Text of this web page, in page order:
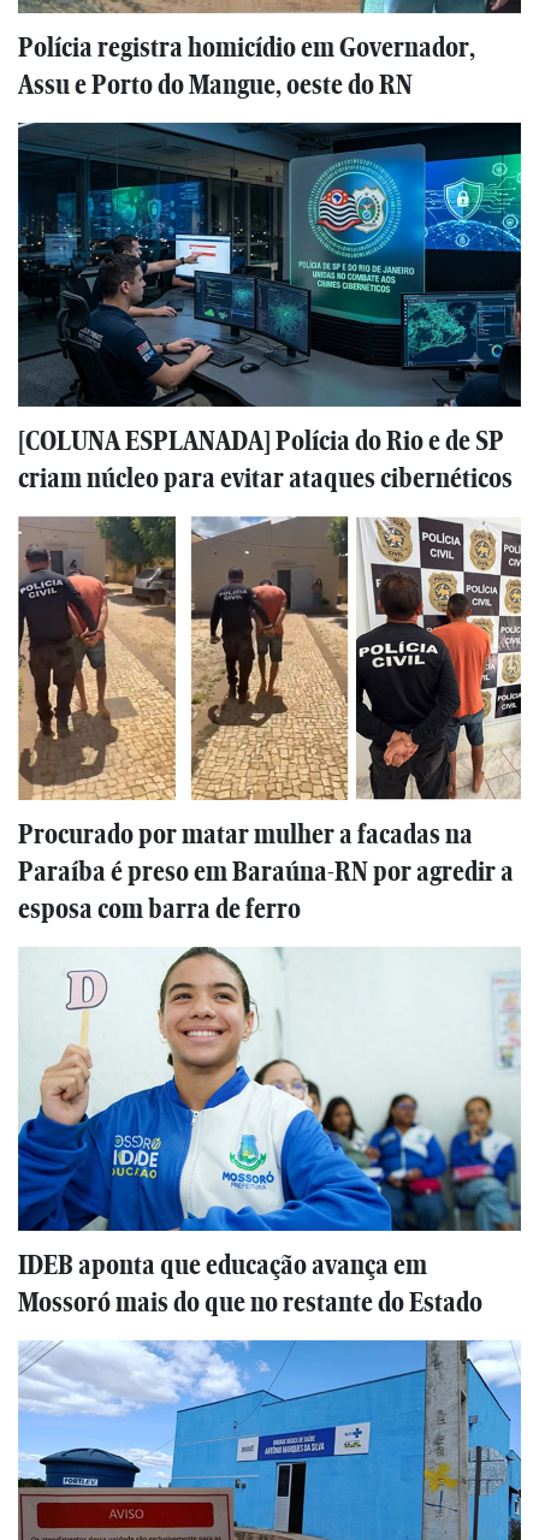
Polícia registra homicídio em Governador,
Assu e Porto do Mangue, oeste do RN
[COLUNA ESPLANADA] Polícia do Rio e de SP
criam núcleo para evitar ataques cibernéticos
Procurado por matar mulher a facadas na
Paraíba é preso em Baraúna-RN por agredir a
esposa com barra de ferro
IDEB aponta que educação avança em
Mossoró mais do que no restante do Estado